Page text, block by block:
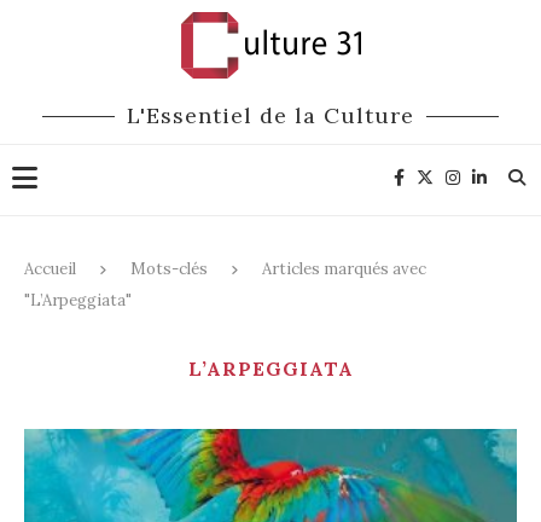
L'Essentiel de la Culture
Accueil Mots-clés
Articles marqués avec
"L’Arpeggiata"
L’ARPEGGIATA